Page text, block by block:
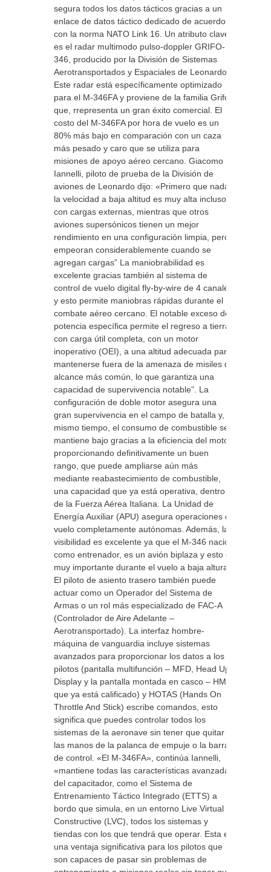
segura todos los datos tácticos gracias a un
enlace de datos táctico dedicado de acuerdo
con la norma NATO Link 16. Un atributo clave
es el radar multimodo pulso-doppler GRIFO-
346, producido por la División de Sistemas
Aerotransportados y Espaciales de Leonardo.
Este radar está específicamente optimizado
para el M-346FA y proviene de la familia Grifo
que, rrepresenta un gran éxito comercial. El
costo del M-346FA por hora de vuelo es un
80% más bajo en comparación con un caza
más pesado y caro que se utiliza para
misiones de apoyo aéreo cercano. Giacomo
Iannelli, piloto de prueba de la División de
aviones de Leonardo dijo: «Primero que nada,
la velocidad a baja altitud es muy alta incluso
con cargas externas, mientras que otros
aviones supersónicos tienen un mejor
rendimiento en una configuración limpia, pero
empeoran considerablemente cuando se
agregan cargas” La maniobrabilidad es
excelente gracias también al sistema de
control de vuelo digital fly-by-wire de 4 canales
y esto permite maniobras rápidas durante el
combate aéreo cercano. El notable exceso de
potencia específica permite el regreso a tierra
con carga útil completa, con un motor
inoperativo (OEI), a una altitud adecuada para
mantenerse fuera de la amenaza de misiles de
alcance más común, lo que garantiza una
capacidad de supervivencia notable”. La
configuración de doble motor asegura una
gran supervivencia en el campo de batalla y, al
mismo tiempo, el consumo de combustible se
mantiene bajo gracias a la eficiencia del motor,
proporcionando definitivamente un buen
rango, que puede ampliarse aún más
mediante reabastecimiento de combustible,
una capacidad que ya está operativa, dentro
de la Fuerza Aérea Italiana. La Unidad de
Energía Auxiliar (APU) asegura operaciones de
vuelo completamente autónomas. Además, la
visibilidad es excelente ya que el M-346 nació
como entrenador, es un avión biplaza y esto es
muy importante durante el vuelo a baja altura.
El piloto de asiento trasero también puede
actuar como un Operador del Sistema de
Armas o un rol más especializado de FAC-A
(Controlador de Aire Adelante –
Aerotransportado). La interfaz hombre-
máquina de vanguardia incluye sistemas
avanzados para proporcionar los datos a los
pilotos (pantalla multifunción – MFD, Head Up
Display y la pantalla montada en casco – HMD
que ya está calificado) y HOTAS (Hands On
Throttle And Stick) escribe comandos, esto
significa que puedes controlar todos los
sistemas de la aeronave sin tener que quitar
las manos de la palanca de empuje o la barra
de control. «El M-346FA», continúa Iannelli,
«mantiene todas las características avanzadas
del capacitador, como el Sistema de
Entrenamiento Táctico Integrado (ETTS) a
bordo que simula, en un entorno Live Virtual
Constructive (LVC), todos los sistemas y
tiendas con los que tendrá que operar. Esta es
una ventaja significativa para los pilotos que
son capaces de pasar sin problemas de